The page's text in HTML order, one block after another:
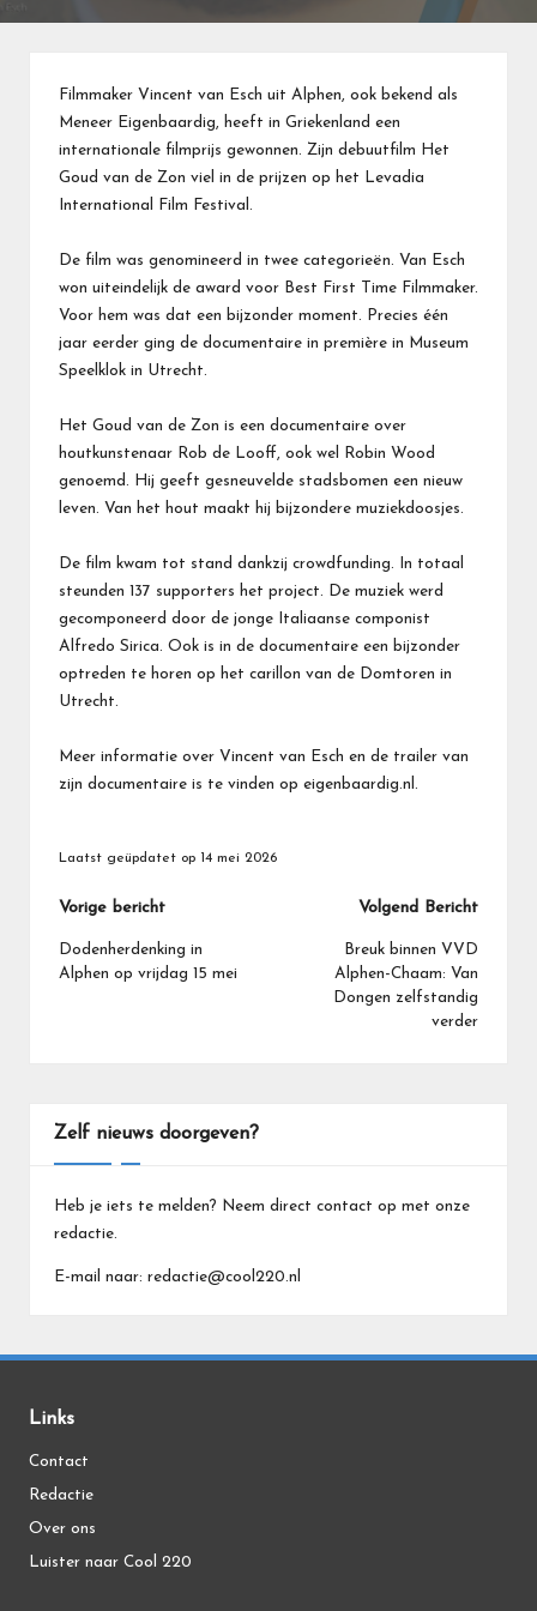
Filmmaker Vincent van Esch uit Alphen, ook bekend als
Meneer Eigenbaardig, heeft in Griekenland een
internationale filmprijs gewonnen. Zijn debuutfilm Het
Goud van de Zon viel in de prijzen op het Levadia
International Film Festival.
De film was genomineerd in twee categorieën. Van Esch
won uiteindelijk de award voor Best First Time Filmmaker.
Voor hem was dat een bijzonder moment. Precies één
jaar eerder ging de documentaire in première in Museum
Speelklok in Utrecht.
Het Goud van de Zon is een documentaire over
houtkunstenaar Rob de Looff, ook wel Robin Wood
genoemd. Hij geeft gesneuvelde stadsbomen een nieuw
leven. Van het hout maakt hij bijzondere muziekdoosjes.
De film kwam tot stand dankzij crowdfunding. In totaal
steunden 137 supporters het project. De muziek werd
gecomponeerd door de jonge Italiaanse componist
Alfredo Sirica. Ook is in de documentaire een bijzonder
optreden te horen op het carillon van de Domtoren in
Utrecht.
Meer informatie over Vincent van Esch en de trailer van
zijn documentaire is te vinden op eigenbaardig.nl.
Laatst geüpdatet op 14 mei 2026
Bericht
navigatie
Vorige bericht
Dodenherdenking in
Alphen op vrijdag 15 mei
Volgend Bericht
Breuk binnen VVD
Alphen-Chaam: Van
Dongen zelfstandig
verder
Zelf nieuws doorgeven?
Heb je iets te melden? Neem direct contact op met onze
redactie.
E-mail naar: redactie@cool220.nl
Links
Contact
Redactie
Over ons
Luister naar Cool 220